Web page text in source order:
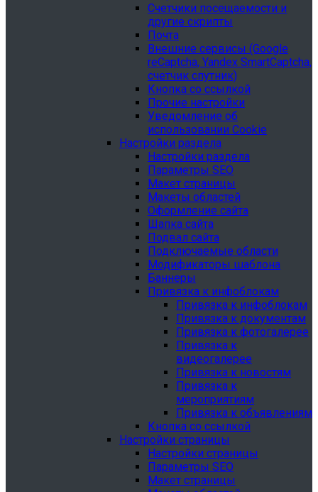
Счетчики посещаемости и
другие скрипты
Почта
Внешние сервисы (Google
reCaptcha, Yandex SmartCaptcha,
счетчик спутник)
Кнопка со ссылкой
Прочие настройки
Уведомление об
использовании Cookie
Настройки раздела
Настройки раздела
Параметры SEO
Макет страницы
Макеты областей
Оформление сайта
Шапка сайта
Подвал сайта
Подключаемые области
Модификаторы шаблона
Баннеры
Привязка к инфоблокам
Привязка к инфоблокам
Привязка к документам
Привязка к фотогалерее
Привязка к
видеогалерее
Привязка к новостям
Привязка к
мероприятиям
Привязка к объявлениям
Кнопка со ссылкой
Настройки страницы
Настройки страницы
Параметры SEO
Макет страницы